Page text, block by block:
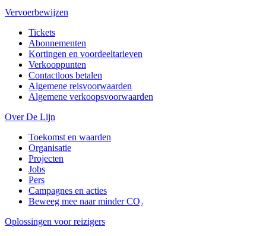
Vervoerbewijzen
Tickets
Abonnementen
Kortingen en voordeeltarieven
Verkooppunten
Contactloos betalen
Algemene reisvoorwaarden
Algemene verkoopsvoorwaarden
Over De Lijn
Toekomst en waarden
Organisatie
Projecten
Jobs
Pers
Campagnes en acties
Beweeg mee naar minder CO₂
Oplossingen voor reizigers